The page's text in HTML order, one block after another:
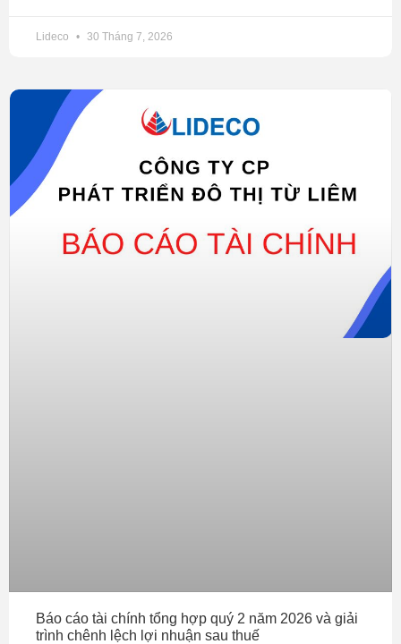
Lideco 30 Tháng 7, 2026
Báo cáo tài chính tổng hợp quý 2 năm 2026 và giải
trình chênh lệch lợi nhuận sau thuế